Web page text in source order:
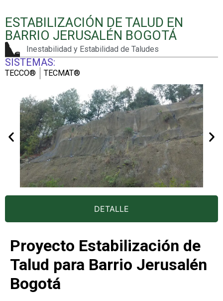
ESTABILIZACIÓN DE TALUD EN
BARRIO JERUSALÉN BOGOTÁ
Inestabilidad y Estabilidad de Taludes
SISTEMAS:
TECCO® TECMAT®
DETALLE
Proyecto Estabilización de
Talud para Barrio Jerusalén
Bogotá